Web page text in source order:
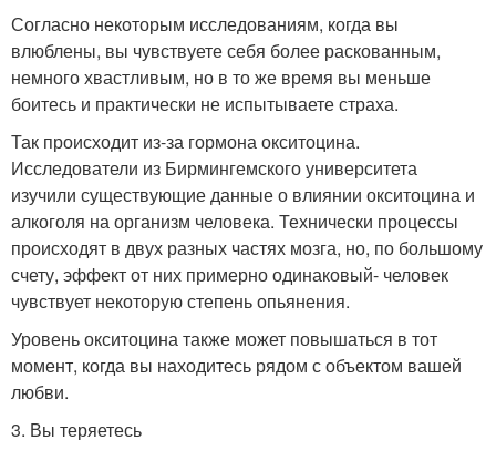
Согласно некоторым исследованиям, когда вы
влюблены, вы чувствуете себя более раскованным,
немного хвастливым, но в то же время вы меньше
боитесь и практически не испытываете страха.
Так происходит из-за гормона окситоцина.
Исследователи из Бирмингемского университета
изучили существующие данные о влиянии окситоцина и
алкоголя на организм человека. Технически процессы
происходят в двух разных частях мозга, но, по большому
счету, эффект от них примерно одинаковый- человек
чувствует некоторую степень опьянения.
Уровень окситоцина также может повышаться в тот
момент, когда вы находитесь рядом с объектом вашей
любви.
3. Вы теряетесь